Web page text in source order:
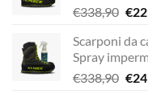
€338,90 Il
era:
€
Scarponi da
Spray
€338,90 Il
€